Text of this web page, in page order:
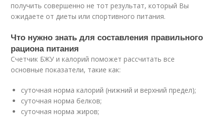
получить совершенно не тот результат, который Вы
ожидаете от диеты или спортивного питания.
Что нужно знать для составления правильного
рациона питания
Счетчик БЖУ и калорий поможет рассчитать все
основные показатели, такие как:
суточная норма калорий (нижний и верхний предел);
суточная норма белков;
суточная норма жиров;